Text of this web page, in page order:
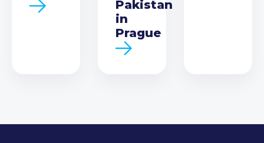
Pakistan
in
Prague